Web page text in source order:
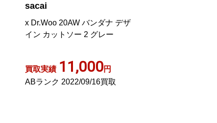
sacai
カットソー Tシャツ 半袖 レー
ス切替 麻 リネン 2 紺 ネイビ
買取実績 1,400円
Aランク 2025/06/19買取